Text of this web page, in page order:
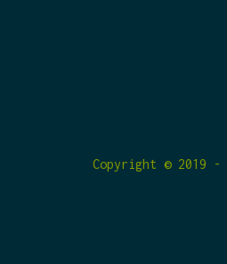
Copyright © 2019 -